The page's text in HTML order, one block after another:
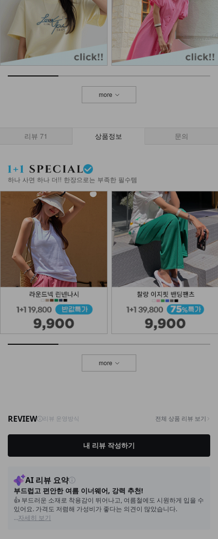
DM23-AC-10/클립 체인 팔찌
12,900
NKA52-AI-1/모던 라인 포인트 반지
more
리뷰 71 상품정보 문의
하나 사면 하나 더!! 한장으로는 부족한 필수템
more